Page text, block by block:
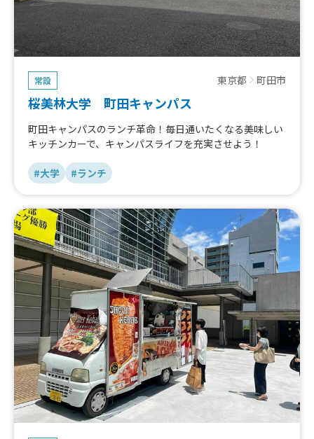
常設 東京都 町田市
桜美林大学 町田キャンパス
町田キャンパスのランチ革命！毎日通いたくなる美味しい
キッチンカーで、キャンパスライフを充実させよう！
#大学 #ランチ